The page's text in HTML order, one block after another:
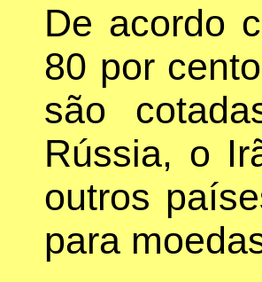
De acordo
80 por
são
Rússia, o
outros
para